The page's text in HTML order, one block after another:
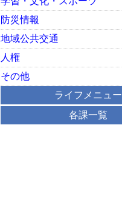
防災情報
地域公共交通
人権
その他
ライフメニュー
各課一覧